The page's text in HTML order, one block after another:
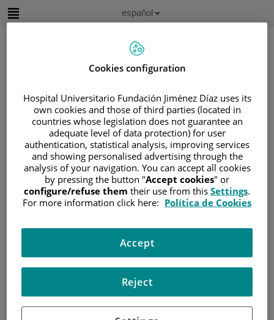
Selector
de
idioma
Idioma
Activo
Español
/ÁREA DEL PACIENTE
/SOBRE EL CÁNCER
/INFORMACIÓN Y SOPORTE AL PACIENTE
TIPOS DE CÁNCER
/ÁREA DE NEOPLASIAS HEMATOLÓGICAS
Signos y síntomas
Crecimiento no doloroso de los ganglios del cuello y axila,
y de forma menos frecuente en los ganglios de la ingle.
Tos y dificultad respiratoria si el crecimiento ganglionar se
Cookies configuration
Hospital Universitario Fundación Jiménez Díaz uses its
own cookies and those of third parties (located in
countries whose legislation does not guarantee an
adequate level of data protection) for user
authentication, statistical analysis, improving services
and showing personalised advertising through the
analysis of your navigation. You can accept all cookies
by pressing the button "Accept cookies" or
configure/refuse them their use from this Settings.
For more information click here: Política de Cookies
Reject
Accept